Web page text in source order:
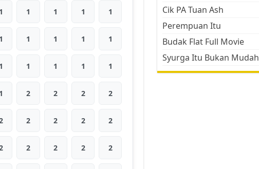
1 1 1 1 1
1 1 1 1 1
1 1 1 1 1
1 2 2 2 2
2 2 2 2
2 2 2 2
Cik PA Tuan Ash
Perempuan Itu
Budak Flat Full Movie
Syurga Itu Bukan Mudah